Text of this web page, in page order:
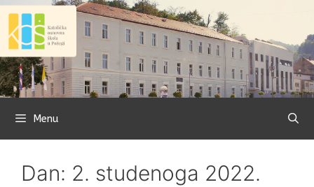
Preskoči
sadržaj
Menu
Dan: 2. studenoga 2022.